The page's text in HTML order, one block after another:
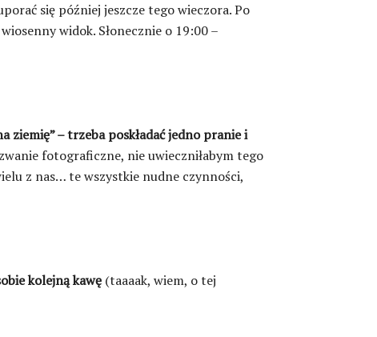
się później jeszcze tego wieczora. Po
widok. Słonecznie o 19:00 –
ziemię” – trzeba poskładać jedno pranie i
fotograficzne, nie uwieczniłabym tego
z nas… te wszystkie nudne czynności,
kolejną kawę (taaaak, wiem, o tej